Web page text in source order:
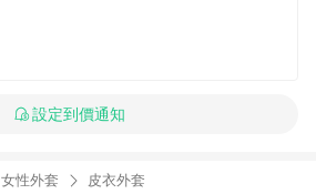
設定到價通知
女性外套 皮衣外套